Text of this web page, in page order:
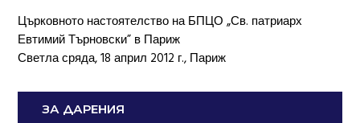
Църковното настоятелство на БПЦО „Св. патриарх
Евтимий Търновски” в Париж
Светла сряда, 18 април 2012 г., Париж
ЗА ДАРЕНИЯ